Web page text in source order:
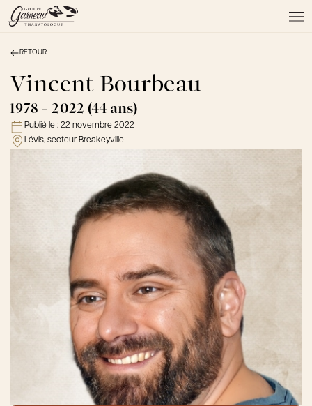
À PROPOS
NOS SERVICES
NOS PRODUITS
NOTRE ÉQUIPE
NOS SALONS
AVIS DE DÉCÈS
Témoignages
RETOUR
Vincent Bourbeau
1978 - 2022 (44 ans)
Publié le : 22 novembre 2022
Lévis, secteur Breakeyville